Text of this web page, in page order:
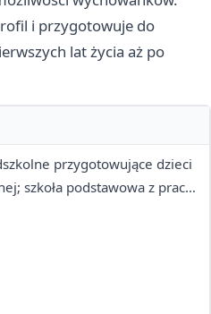
i przygotowuje do
lat życia aż po
przygotowujące dzieci
szkoła podstawowa z pracą
na rozwoju mowy i